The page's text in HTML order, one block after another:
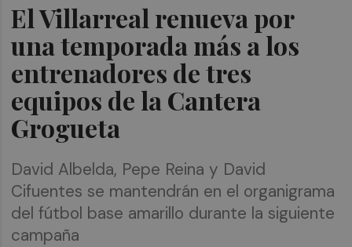
El Villarreal renueva por
una temporada más a los
entrenadores de tres
equipos de la Cantera
Grogueta
David Albelda, Pepe Reina y David
Cifuentes se mantendrán en el organigrama
del fútbol base amarillo durante la siguiente
campaña